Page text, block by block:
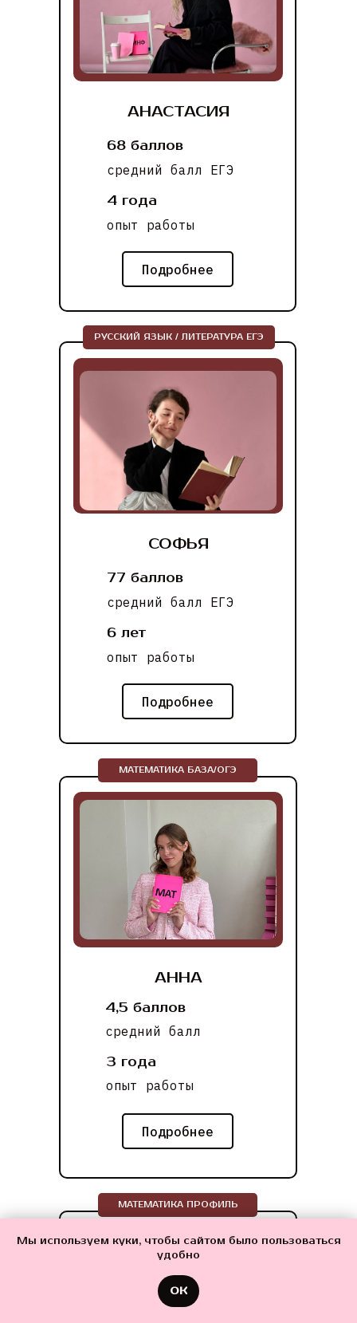
ТЕЛЕГРАМ-КАНАЛ KINGSMAN SCHOOL
МАТЕМАТИКА ПРОФИЛЬ
Подробнее
4,5 баллов
3 года
средний балл
опыт работы
АННА
МАТЕМАТИКА БАЗА/ОГЭ
77 баллов
средний балл ЕГЭ
6 лет
опыт работы
СОФЬЯ
68 баллов
средний балл ЕГЭ
РУССКИЙ ЯЗЫК / ЛИТЕРАТУРА ЕГЭ
4 года
опыт работы
АНАСТАСИЯ
Подробнее
Подробнее
Мы используем куки, чтобы сайтом было пользоваться
удобно
ОК